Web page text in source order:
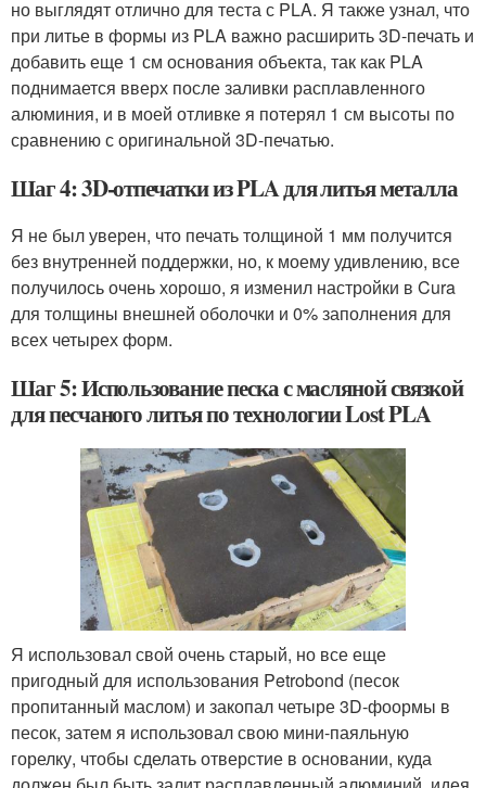
но выглядят отлично для теста с PLA. Я также узнал, что
при литье в формы из PLA важно расширить 3D-печать и
добавить еще 1 см основания объекта, так как PLA
поднимается вверх после заливки расплавленного
алюминия, и в моей отливке я потерял 1 см высоты по
сравнению с оригинальной 3D-печатью.
Шаг 4: 3D-отпечатки из PLA для литья металла
Я не был уверен, что печать толщиной 1 мм получится
без внутренней поддержки, но, к моему удивлению, все
получилось очень хорошо, я изменил настройки в Cura
для толщины внешней оболочки и 0% заполнения для
всех четырех форм.
Шаг 5: Использование песка с масляной связкой
для песчаного литья по технологии Lost PLA
Я использовал свой очень старый, но все еще
пригодный для использования Petrobond (песок
пропитанный маслом) и закопал четыре 3D-фоормы в
песок, затем я использовал свою мини-паяльную
горелку, чтобы сделать отверстие в основании, куда